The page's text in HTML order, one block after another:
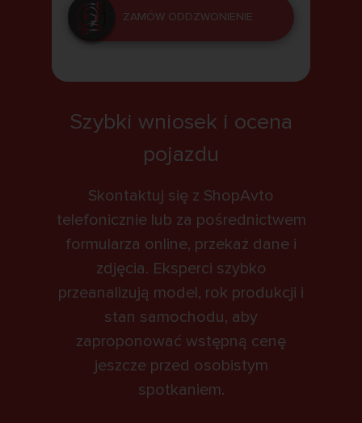
ZAMÓW ODDZWONIENIE
Szybki wniosek i ocena
pojazdu
Skontaktuj się z ShopAvto
telefonicznie lub za pośrednictwem
formularza online, przekaż dane i
zdjęcia. Eksperci szybko
przeanalizują model, rok produkcji i
stan samochodu, aby
zaproponować wstępną cenę
jeszcze przed osobistym
spotkaniem.